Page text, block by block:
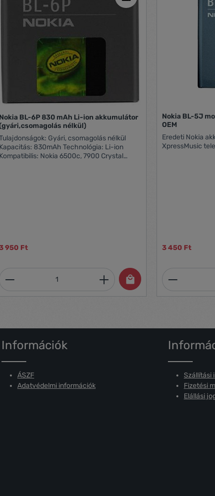
Nokia BL-6P 830 mAh Li-ion akkumulátor
nélkül)
Gyári, csomagolás nélkül
Kapacitás: 830mAh Technológia: Li-ion
Kompatibilis: Nokia 6500c, 7900 Crystal
950 Ft
Adja meg a kívánt
Nokia BL-5J
OEM
Eredeti Nokia
XpressMusic
3 450 Ft
Információk
ÁSZF
Adatvédelmi információk
Szállítási
Fizetési
Elállási